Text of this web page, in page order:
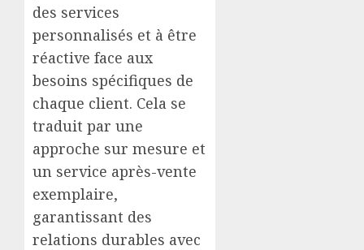
des services
personnalisés et à être
réactive face aux
besoins spécifiques de
chaque client. Cela se
traduit par une
approche sur mesure et
un service après-vente
exemplaire,
garantissant des
relations durables avec